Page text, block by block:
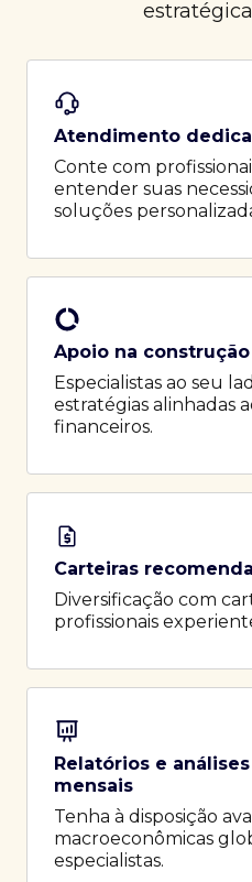
Atendimento
Conte com
entender suas
soluções
Apoio na
Especialistas ao seu
estratégias alinhadas
financeiros.
Carteiras
Diversificação com
profissionais
Relatórios e
mensais
Tenha à disposição
macroeconômicas
especialistas.